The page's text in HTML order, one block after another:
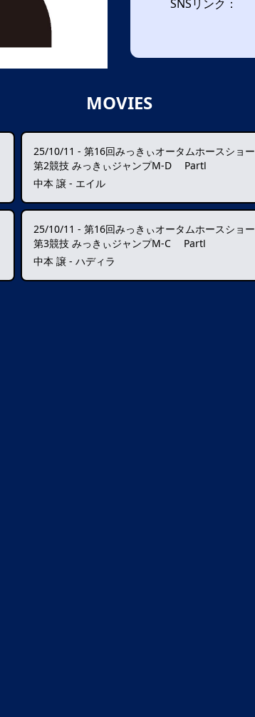
SNSリンク：
MOVIES
25/10/11 - 第16回みっきぃオータムホースショー
第2競技 みっきぃジャンプM-D PartⅠ
中本 譲 - エイル
25/10/11 - 第16回みっきぃオータムホースショー
第3競技 みっきぃジャンプM-C PartⅠ
中本 譲 - ハディラ